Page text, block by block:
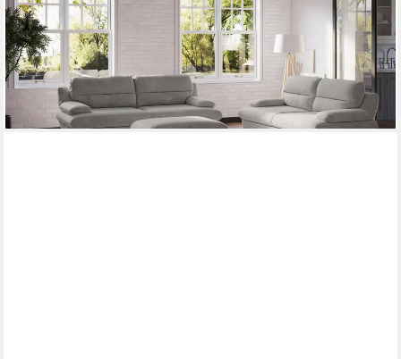
979,99 €
UVP1.919,00 €
-49%
lieferbar in 5 Wochen